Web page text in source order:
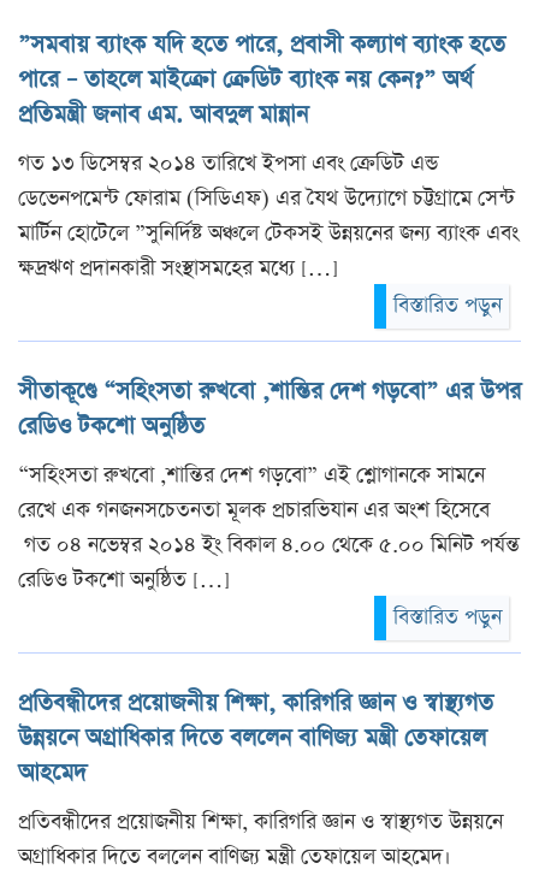
”সমবায় ব্যাংক যদি হতে পারে, প্রবাসী কল্যাণ ব্যাংক হতে
পারে – তাহলে মাইক্রো ক্রেডিট ব্যাংক নয় কেন?” অর্থ
প্রতিমন্ত্রী জনাব এম. আবদুল মান্নান
গত ১৩ ডিসেম্বর ২০১৪ তারিখে ইপসা এবং ক্রেডিট এন্ড
ডেভেনপমেন্ট ফোরাম (সিডিএফ) এর যৈথ উদ্যোগে চট্টগ্রামে সেন্ট
মার্টিন হোটেলে ”সুনির্দিষ্ট অঞ্চলে টেকসই উন্নয়নের জন্য ব্যাংক এবং
ক্ষদ্রঋণ প্রদানকারী সংস্থাসমহের মধ্যে […]
বিস্তারিত পড়ুন
সীতাকূণ্ডে “সহিংসতা রুখবো ,শান্তির দেশ গড়বো” এর উপর
রেডিও টকশো অনুষ্ঠিত
“সহিংসতা রুখবো ,শান্তির দেশ গড়বো” এই শ্লোগানকে সামনে
রেখে এক গনজনসচেতনতা মূলক প্রচারভিযান এর অংশ হিসেবে
গত ০৪ নভেম্বর ২০১৪ ই্ং বিকাল ৪.০০ থেকে ৫.০০ মিনিট পর্যন্ত
রেডিও টকশো অনুষ্ঠিত […]
বিস্তারিত পড়ুন
প্রতিবন্ধীদের প্রয়োজনীয় শিক্ষা, কারিগরি জ্ঞান ও স্বাস্থ্যগত
উন্নয়নে অগ্রাধিকার দিতে বললেন বাণিজ্য মন্ত্রী তেফায়েল
আহমেদ
প্রতিবন্ধীদের প্রয়োজনীয় শিক্ষা, কারিগরি জ্ঞান ও স্বাস্থ্যগত উন্নয়নে
অগ্রাধিকার দিতে বললেন বাণিজ্য মন্ত্রী তেফায়েল আহমেদ।